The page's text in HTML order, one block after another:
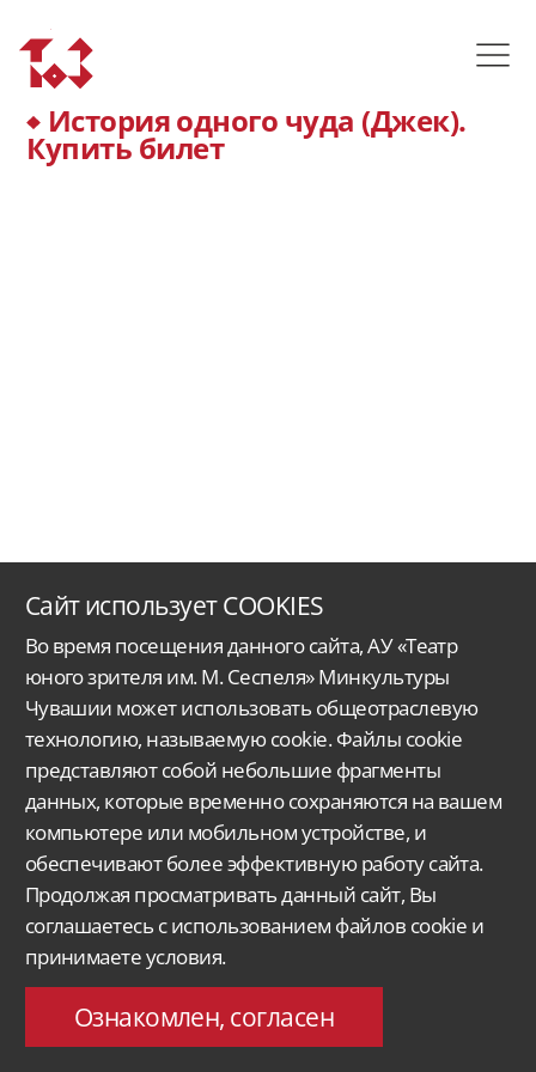
История одного чуда (Джек).
Купить билет
Автономное учреждение Чувашской Республики «Чувашский государственный
ордена Дружбы народовтеатр юного зрителя им. М. Сеспеля»Министерства
Версия для слабовидящих Поиск...
Московский проспект 33/9
Касса: +7 8352 45-00-34
C 9.00 до 19.00 в будни
Сайт использует COOKIES
Во время посещения данного сайта, АУ «Театр
юного зрителя им. М. Сеспеля» Минкультуры
Чувашии может использовать общеотраслевую
технологию, называемую cookie. Файлы cookie
представляют собой небольшие фрагменты
данных, которые временно сохраняются на вашем
компьютере или мобильном устройстве, и
обеспечивают более эффективную работу сайта.
Продолжая просматривать данный сайт, Вы
соглашаетесь с использованием файлов cookie и
принимаете условия.
Ознакомлен, согласен